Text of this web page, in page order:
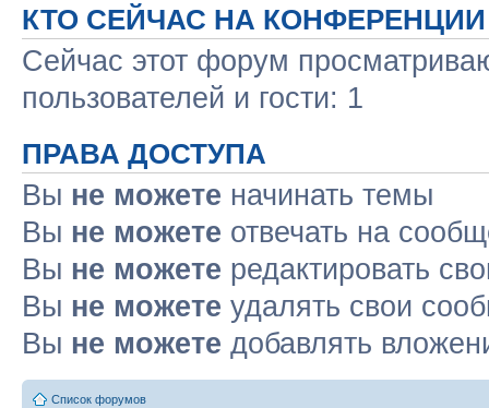
КТО СЕЙЧАС НА КОНФЕРЕНЦИИ
Сейчас этот форум
пользователей и гости: 1
ПРАВА ДОСТУПА
Вы не можете начинать темы
Вы не можете отвечать на
Вы не можете редактировать
Вы не можете удалять свои
Вы не можете добавлять
Список форумов